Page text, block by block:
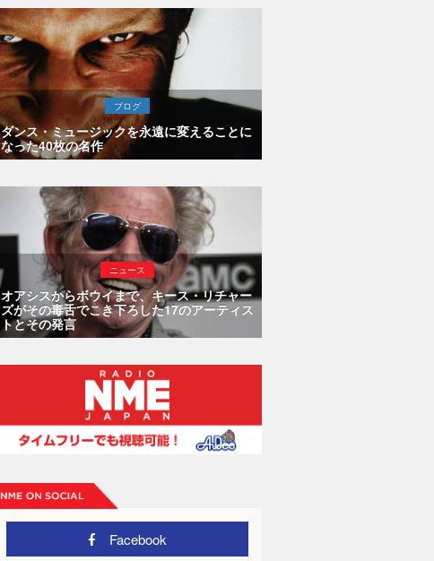
ブログ
ダンス・ミュージックを永遠に変えることに
なった40枚の名作
ニュース
オアシスからボウイまで、キース・リチャー
ズがその毒舌でこき下ろした17のアーティス
トとその発言
Facebook